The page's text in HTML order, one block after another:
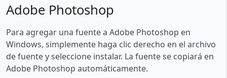
Adobe Photoshop
Para agregar una fuente a Adobe Photoshop en
Windows, simplemente haga clic derecho en el archivo
de fuente y seleccione instalar. La fuente se copiará en
Adobe Photoshop automáticamente.